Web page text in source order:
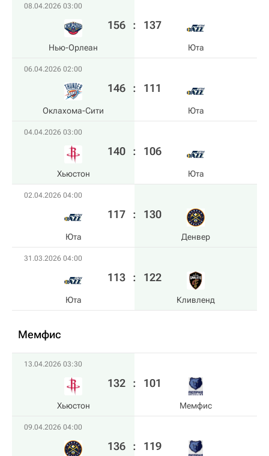
08.04.2026 03:00
Нью-Орлеан
156 : 137
Юта
06.04.2026 02:00
Оклахома-Сити
146 : 111
Юта
04.04.2026 03:00
Хьюстон
140 : 106
Юта
02.04.2026 04:00
Юта
117 : 130
Денвер
31.03.2026 04:00
Юта
113 : 122
Кливленд
Мемфис
13.04.2026 03:30
Хьюстон
132 : 101
Мемфис
09.04.2026 04:00
136 : 119